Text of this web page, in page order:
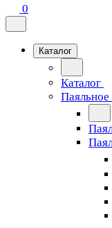
0
Каталог
Каталог
Паяльное